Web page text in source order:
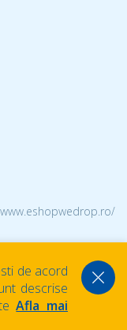
de acord
descrise
Afla mai